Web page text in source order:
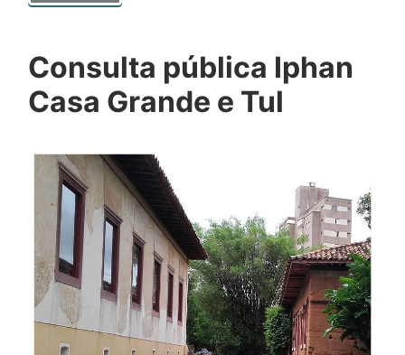
Consulta pública Iphan
Casa Grande e Tul